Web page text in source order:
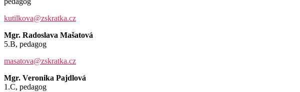
kutilkova@zskratka.cz
Mgr. Radoslava Mašatová
5.B, pedagog
masatova@zskratka.cz
Mgr. Veronika Pajdlová
1.C, pedagog